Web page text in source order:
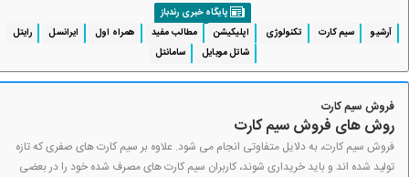
پایگاه خبری رندباز
آرشیو
سیم کارت تکنولوژی اپلیکیشن مطالب مفید همراه اول ایرانسل
رایتل
شاتل موبایل
سامانتل
فروش سیم کارت
روش های فروش سیم کارت
فروش سیم کارت، به دلایل متفاوتی انجام می شود. علاوه بر سیم کارت های صفری که تازه
تولید شده اند و باید خریداری شوند، کاربران سیم کارت های مصرف شده خود را در بعضی